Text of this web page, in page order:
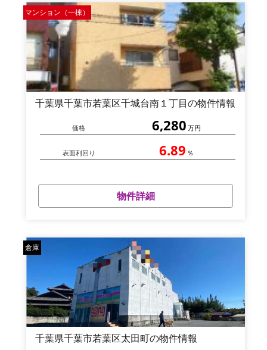
マンション（一棟）
千葉県千葉市若葉区千城台南１丁目の物件情報
価格 6,280 万円
表面利回り 6.89 ％
物件詳細
倉庫
千葉県千葉市若葉区太田町の物件情報